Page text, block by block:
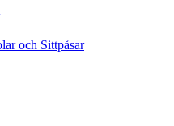
och Sittpåsar